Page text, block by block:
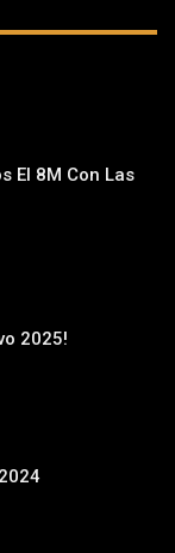
El 8M Con Las
2025!